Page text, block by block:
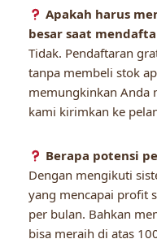
Apakah harus
besar saat
Tidak. Pendaftaran
tanpa membeli stok
memungkinkan Anda
kami kirimkan ke
Berapa potensi
Dengan mengikuti
yang mencapai profit
per bulan. Bahkan
bisa meraih di atas